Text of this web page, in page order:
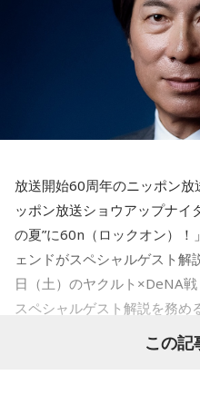
この心理テストでわかること
あなたの「究極の裏の顔」で
とっさに握りしめたものは、
とする「本当に大切なもの」
られない極限の場面でこそ、
鳩のぬいぐるみは「愛情」を
詰められても、自分より大切
なタイプ。窮地でこそ人にや
持ち主です。ただ、自分を後
てください。
2．身分証……本性は「したた
身分証は「あなた自身の存在
窮地に立たされると、何より
放送開始60周年のニッポン
ッポン放送ショウアップナイ
の夏”に60n（ロックオン）
ェンドがスペシャルゲスト
日（土）のヤクルト×DeNA
スペシャルゲスト解説を務め
この記